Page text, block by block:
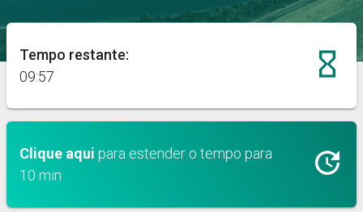
Tempo restante:
09:56
hourglass_empty
Clique aqui para estender o tempo para
10 min
update